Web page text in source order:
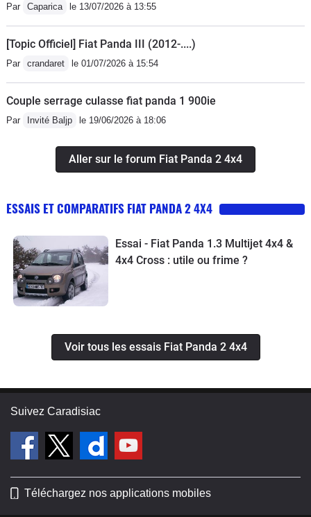
Par Caparica le 13/07/2026 à 13:55
[Topic Officiel] Fiat Panda III (2012-....)
Par crandaret le 01/07/2026 à 15:54
Couple serrage culasse fiat panda 1 900ie
Par Invité Baljp le 19/06/2026 à 18:06
Aller sur le forum Fiat Panda 2 4x4
ESSAIS ET COMPARATIFS FIAT PANDA 2 4X4
Essai - Fiat Panda 1.3 Multijet 4x4 &
4x4 Cross : utile ou frime ?
Voir tous les essais Fiat Panda 2 4x4
Suivez Caradisiac
Téléchargez nos applications mobiles